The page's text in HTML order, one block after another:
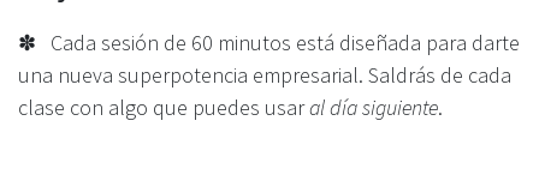
✽ Cada sesión de 60 minutos está diseñada para darte
una nueva superpotencia empresarial. Saldrás de cada
clase con algo que puedes usaral día siguiente.